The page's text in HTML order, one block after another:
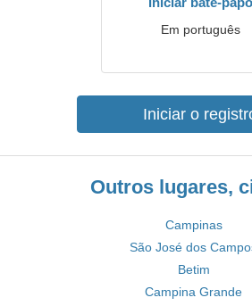
Em português
Iniciar o
Outros lugares,
Campinas
São José dos
Betim
Campina Grande